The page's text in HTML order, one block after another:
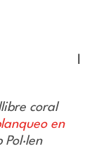
coral
en